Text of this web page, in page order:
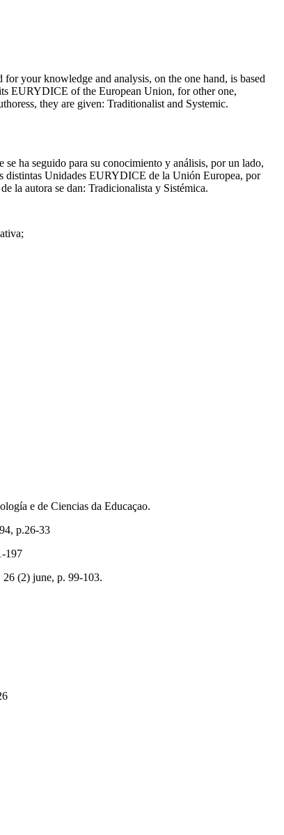
your knowledge and analysis, on the one hand, is based
EURYDICE of the European Union, for other one,
they are given: Traditionalist and Systemic.
ha seguido para su conocimiento y análisis, por un lado,
distintas Unidades EURYDICE de la Unión Europea, por
la autora se dan: Tradicionalista y Sistémica.
e de Ciencias da Educaçao.
p.26-33
197
(2) june, p. 99-103.